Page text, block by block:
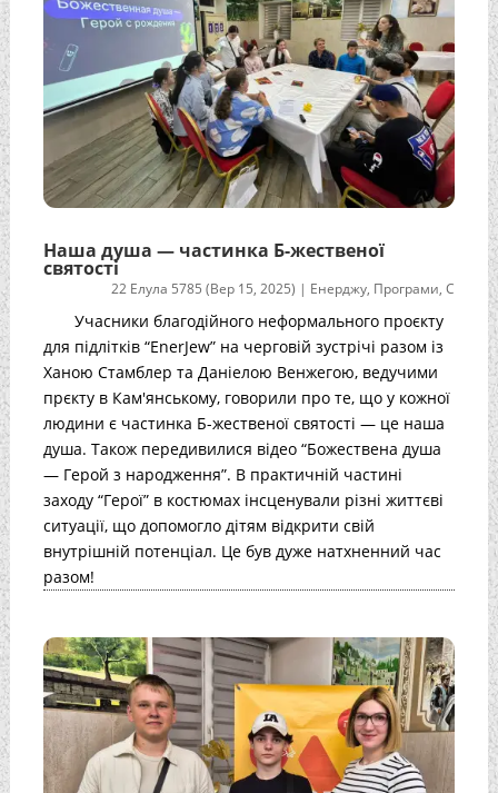
Наша душа — частинка Б-жественої
святості
22 Елула 5785 (Вер 15, 2025) | Енерджу, Програми,С
Учасники благодійного неформального проєкту
для підлітків “EnerJew” на черговій зустрічі разом із
Ханою Стамблер та Даніелою Венжегою, ведучими
прєкту в Кам'янському, говорили про те, що у кожної
людини є частинка Б-жественої святості — це наша
душа. Також передивилися відео “Божествена душа
— Герой з народження”. В практичній частині
заходу “Герої” в костюмах інсценували різні життєві
ситуації, що допомогло дітям відкрити свій
внутрішній потенціал. Це був дуже натхненний час
разом!